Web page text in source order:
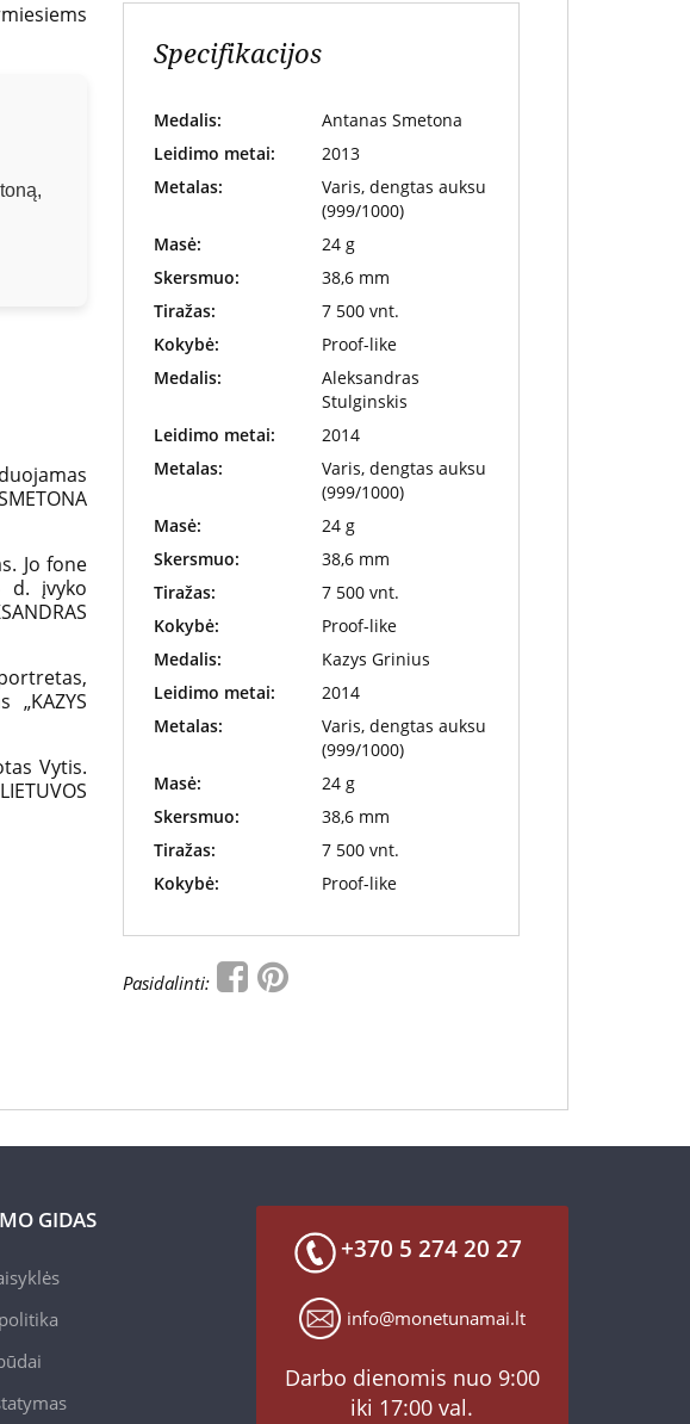
Jo fone
d. įvyko
Vytis.
Specifikacijos
Medalis:
Antanas Smetona
Leidimo metai:
2013
Metalas:
Varis, dengtas auksu
(999/1000)
Masė:
24 g
Skersmuo:
38,6 mm
Tiražas:
7 500 vnt.
Kokybė:
Proof-like
Medalis:
Aleksandras
Stulginskis
Leidimo metai:
2014
Metalas:
Varis, dengtas auksu
(999/1000)
Masė:
24 g
Skersmuo:
38,6 mm
Tiražas:
7 500 vnt.
Kokybė:
Proof-like
Medalis:
Kazys Grinius
Leidimo metai:
2014
Metalas:
Varis, dengtas auksu
(999/1000)
Masė:
24 g
Skersmuo:
38,6 mm
Tiražas:
7 500 vnt.
Kokybė:
Proof-like
Pasidalinti:
GIDAS
+370 5 274 20 27
info@monetunamai.lt
Darbo dienomis nuo 9:00
iki 17:00 val.